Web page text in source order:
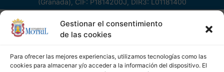
Gestionar el consentimiento
de las cookies
Para ofrecer las mejores experiencias, utilizamos tecnologías como las
cookies para almacenar y/o acceder a la información del dispositivo. El
(Granada), CIF: P1814200J, DIR3: L01181400